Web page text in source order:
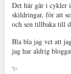
Det här går i cykler
skildringar, för att
och sen tillbaka till
Bla bla jag vet att
jag har aldrig
✨